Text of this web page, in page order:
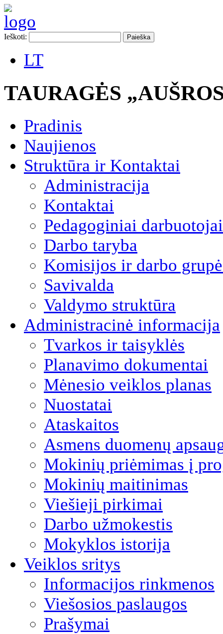
Ieškoti:
LT
TAURAGĖS
Pradinis
Naujienos
Struktūra ir Kontaktai
Administracija
Kontaktai
Pedagoginiai darbuotojai
Darbo taryba
Komisijos ir darbo
Savivalda
Valdymo struktūra
Administracinė informacija
Tvarkos ir taisyklės
Planavimo dokumentai
Mėnesio veiklos planas
Nuostatai
Ataskaitos
Asmens duomenų
Mokinių priėmimas į
Mokinių maitinimas
Viešieji pirkimai
Darbo užmokestis
Mokyklos istorija
Veiklos sritys
Informacijos rinkmenos
Viešosios paslaugos
Prašymai